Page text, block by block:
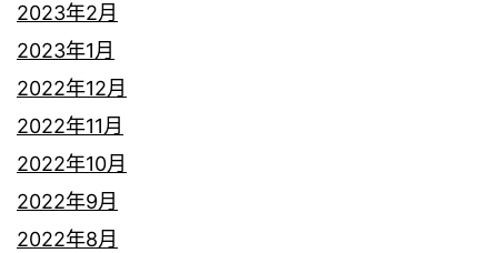
2023年2月
2023年1月
2022年12月
2022年11月
2022年10月
2022年9月
2022年8月